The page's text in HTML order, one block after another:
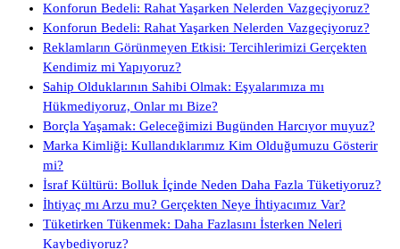
Konforun Bedeli: Rahat Yaşarken Nelerden Vazgeçiyoruz?
Konforun Bedeli: Rahat Yaşarken Nelerden Vazgeçiyoruz?
Reklamların Görünmeyen Etkisi: Tercihlerimizi Gerçekten
Kendimiz mi Yapıyoruz?
Sahip Olduklarının Sahibi Olmak: Eşyalarımıza mı
Hükmediyoruz, Onlar mı Bize?
Borçla Yaşamak: Geleceğimizi Bugünden Harcıyor muyuz?
Marka Kimliği: Kullandıklarımız Kim Olduğumuzu Gösterir
mi?
İsraf Kültürü: Bolluk İçinde Neden Daha Fazla Tüketiyoruz?
İhtiyaç mı Arzu mu? Gerçekten Neye İhtiyacımız Var?
Tüketirken Tükenmek: Daha Fazlasını İsterken Neleri
Kaybediyoruz?